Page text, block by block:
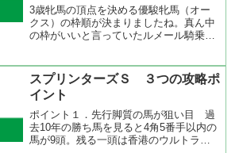
3歳牝馬の頂点を決める優駿牝馬（オー
クス）の枠順が決まりましたね。真ん中
の枠がいいと言っていたルメール騎乗の
番に桜花賞2着のリスグラシュー、16番
にアドマイヤミヤ...
スプリンターズＳ ３つの攻略ポ
イント
ポイント１．先行脚質の馬が狙い目 過
去10年の勝ち馬を見ると4角5番手以内の
馬が9頭。残る一頭は香港のウルトラフ